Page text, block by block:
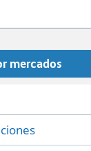
mercados